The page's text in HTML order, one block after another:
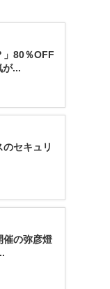
」80％OFF
が...
のセキュリ
催の弥彦燈